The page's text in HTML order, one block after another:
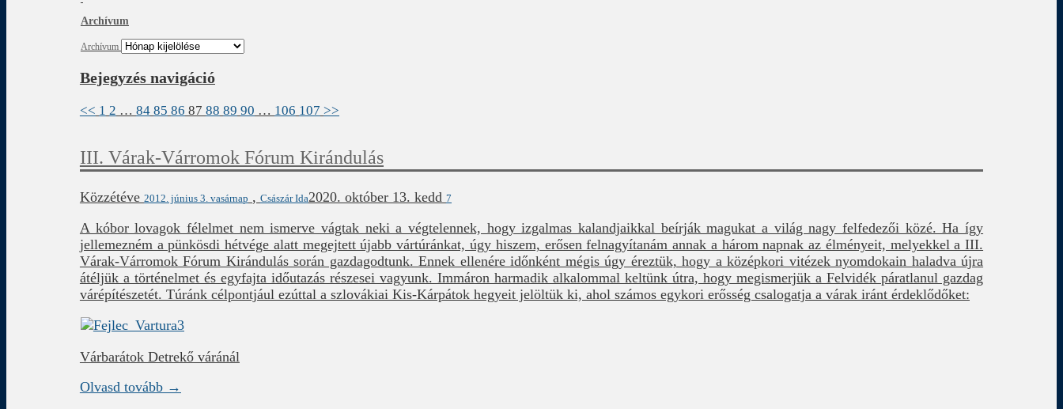
Archívum
Archívum
Bejegyzés navigáció
<< 1 2 … 84 85 86 87 88 89 90 … 106 107 >>
III. Várak-Várromok Fórum Kirándulás
Közzétéve 2012. június 3. vasárnap , Császár Ida2020. október 13. kedd 7
A kóbor lovagok félelmet nem ismerve vágtak neki a végtelennek, hogy izgalmas kalandjaikkal beírják magukat a világ nagy felfedezői közé. Ha így
jellemezném a pünkösdi hétvége alatt megejtett újabb vártúránkat, úgy hiszem, erősen felnagyítanám annak a három napnak az élményeit, melyekkel a III.
Várak-Várromok Fórum Kirándulás során gazdagodtunk. Ennek ellenére időnként mégis úgy éreztük, hogy a középkori vitézek nyomdokain haladva újra
átéljük a történelmet és egyfajta időutazás részesei vagyunk. Immáron harmadik alkalommal keltünk útra, hogy megismerjük a Felvidék páratlanul gazdag
várépítészetét. Túránk célpontjául ezúttal a szlovákiai Kis-Kárpátok hegyeit jelöltük ki, ahol számos egykori erősség csalogatja a várak iránt érdeklődőket:
Várbarátok Detrekő váránál
Olvasd tovább →